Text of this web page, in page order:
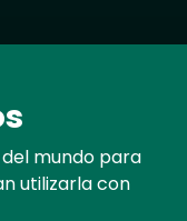
mundo para
utilizarla con